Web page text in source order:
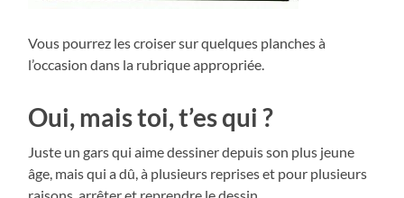
Vous pourrez les croiser sur quelques planches à
l’occasion dans la rubrique appropriée.
Oui, mais toi, t’es qui ?
Juste un gars qui aime dessiner depuis son plus jeune
âge, mais qui a dû, à plusieurs reprises et pour plusieurs